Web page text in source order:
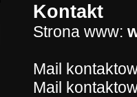
Kontakt
Strona www:
Mail
Mail